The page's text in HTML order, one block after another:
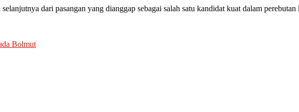
dari pasangan yang dianggap sebagai salah satu kandidat kuat dalam
Bolmut